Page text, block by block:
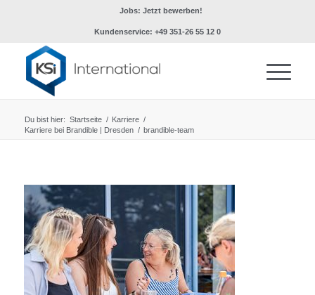
Jobs: Jetzt bewerben!
Kundenservice: +49 351-26 55 12 0
Du bist hier: Startseite / Karriere /
Karriere bei Brandible | Dresden / brandible-team